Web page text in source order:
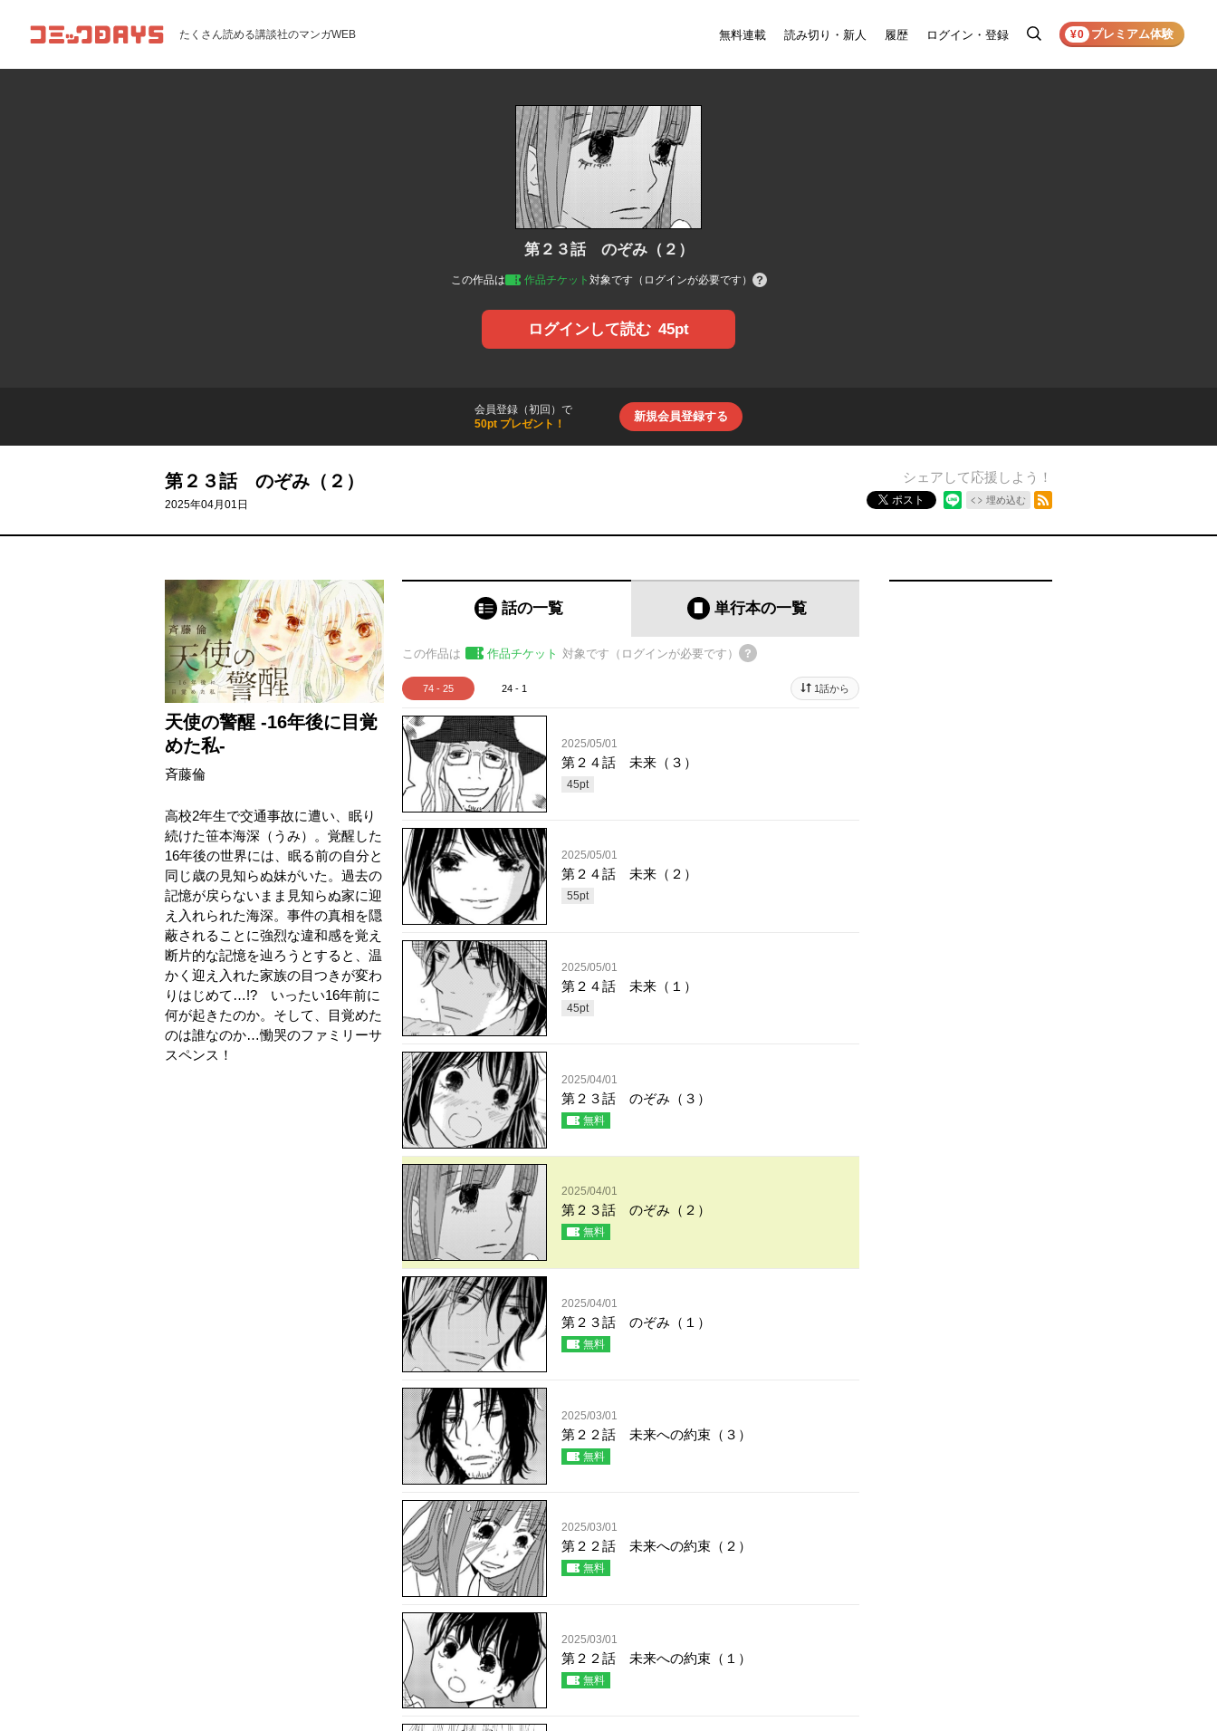
コミックDAYS たくさん読める講談社のマンガWEB 無料連載 読み切り・新人 履歴 ログイン・登録
検
¥0 プレミアム体験
第２３話 のぞみ（２）
この作品は 作品チケット 対象です（ログインが必要です）
ログインして読む 45pt
会員登録（初回）で
50pt プレゼント！
新規会員登録する
第２３話 のぞみ（２）
2025年04月01日
シェアして応援しよう！
ポスト 埋め込む
天使の警醒 -16年後に目覚
めた私-
斉藤倫
高校2年生で交通事故に遭い、眠り
続けた笹本海深（うみ）。覚醒した
16年後の世界には、眠る前の自分と
同じ歳の見知らぬ妹がいた。過去の
記憶が戻らないまま見知らぬ家に迎
え入れられた海深。事件の真相を隠
蔽されることに強烈な違和感を覚え
断片的な記憶を辿ろうとすると、温
かく迎え入れた家族の目つきが変わ
りはじめて…!? いったい16年前に
何が起きたのか。そして、目覚めた
のは誰なのか…慟哭のファミリーサ
スペンス！
話の一覧 単行本の一覧
この作品は 作品チケット 対象です（ログインが必要です）
74 - 25 24 - 1 1話から
2025/05/01
第２４話 未来（３）
45pt
2025/05/01
第２４話 未来（２）
55pt
2025/05/01
第２４話 未来（１）
45pt
2025/04/01
第２３話 のぞみ（３）
無料
2025/04/01
第２３話 のぞみ（２）
無料
2025/04/01
第２３話 のぞみ（１）
無料
2025/03/01
第２２話 未来への約束（３）
無料
2025/03/01
第２２話 未来への約束（２）
無料
2025/03/01
第２２話 未来への約束（１）
無料